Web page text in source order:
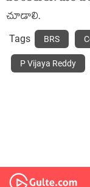
చూడాలి.
Tags BRS
P Vijaya Reddy